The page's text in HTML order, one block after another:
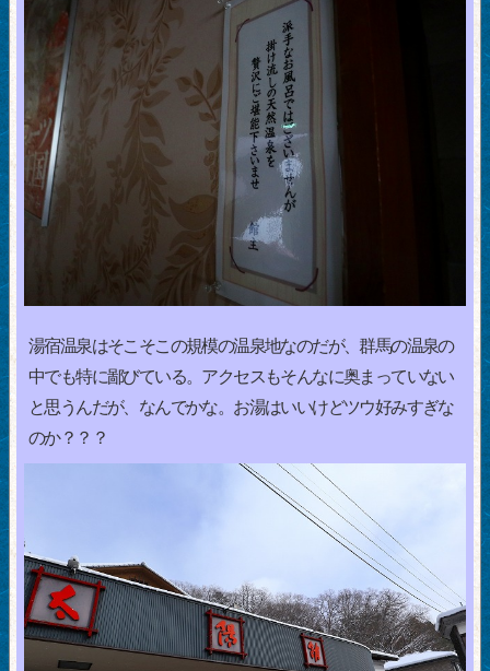
湯宿温泉はそこそこの規模の温泉地なのだが、群馬の温泉の
中でも特に鄙びている。アクセスもそんなに奥まっていない
と思うんだが、なんでかな。お湯はいいけどツウ好みすぎな
のか？？？